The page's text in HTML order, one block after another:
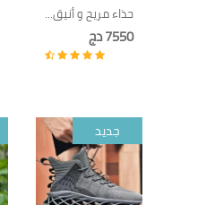
حذاء مريح و أنيق...
7550 دج
جديد